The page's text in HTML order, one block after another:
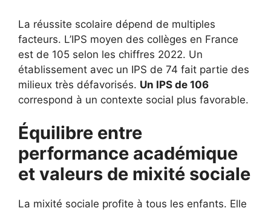
La réussite scolaire dépend de multiples
facteurs. L’IPS moyen des collèges en France
est de 105 selon les chiffres 2022. Un
établissement avec un IPS de 74 fait partie des
milieux très défavorisés. Un IPS de 106
correspond à un contexte social plus favorable.
Équilibre entre
performance académique
et valeurs de mixité sociale
La mixité sociale profite à tous les enfants. Elle